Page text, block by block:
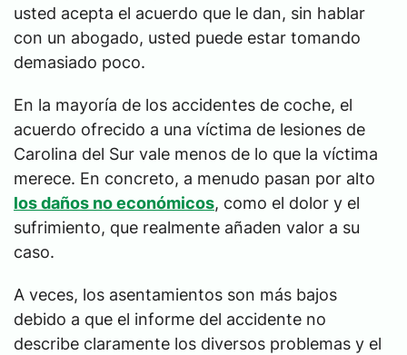
usted acepta el acuerdo que le dan, sin hablar
con un abogado, usted puede estar tomando
demasiado poco.
En la mayoría de los accidentes de coche, el
acuerdo ofrecido a una víctima de lesiones de
Carolina del Sur vale menos de lo que la víctima
merece. En concreto, a menudo pasan por alto
los daños no económicos, como el dolor y el
sufrimiento, que realmente añaden valor a su
caso.
A veces, los asentamientos son más bajos
debido a que el informe del accidente no
describe claramente los diversos problemas y el